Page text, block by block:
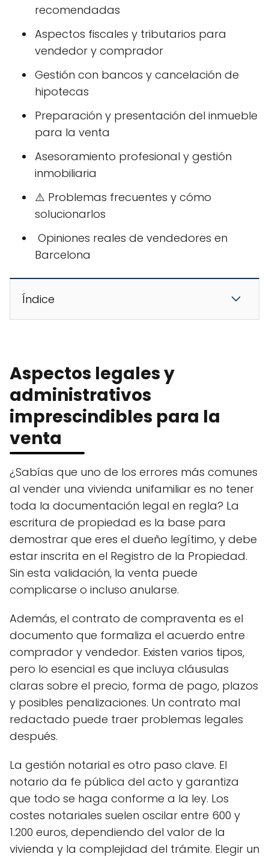
recomendadas
Aspectos fiscales y tributarios para
vendedor y comprador
Gestión con bancos y cancelación de
hipotecas
Preparación y presentación del inmueble
para la venta
Asesoramiento profesional y gestión
inmobiliaria
⚠️ Problemas frecuentes y cómo
solucionarlos
️ Opiniones reales de vendedores en
Barcelona
Índice
Aspectos legales y
administrativos
imprescindibles para la
venta
¿Sabías que uno de los errores más comunes
al vender una vivienda unifamiliar es no tener
toda la documentación legal en regla? La
escritura de propiedad es la base para
demostrar que eres el dueño legítimo, y debe
estar inscrita en el Registro de la Propiedad.
Sin esta validación, la venta puede
complicarse o incluso anularse.
Además, el contrato de compraventa es el
documento que formaliza el acuerdo entre
comprador y vendedor. Existen varios tipos,
pero lo esencial es que incluya cláusulas
claras sobre el precio, forma de pago, plazos
y posibles penalizaciones. Un contrato mal
redactado puede traer problemas legales
después.
La gestión notarial es otro paso clave. El
notario da fe pública del acto y garantiza
que todo se haga conforme a la ley. Los
costes notariales suelen oscilar entre 600 y
1.200 euros, dependiendo del valor de la
vivienda y la complejidad del trámite. Elegir un